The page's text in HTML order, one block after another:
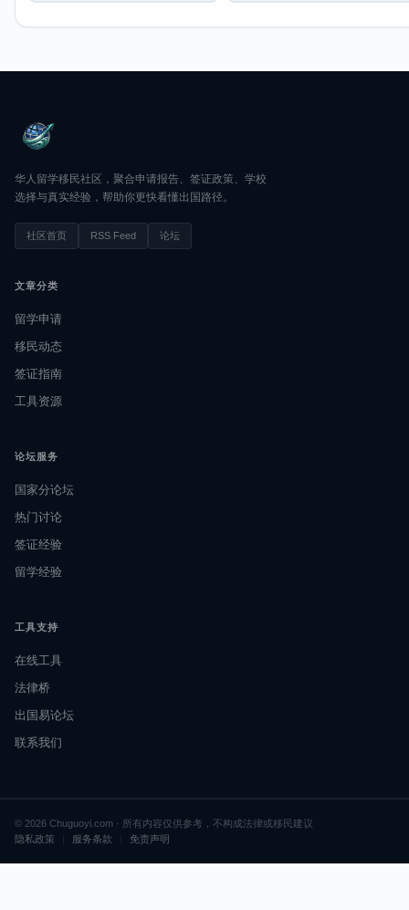
华人留学移民社区，聚合申请报告、签证政策、学校
选择与真实经验，帮助你更快看懂出国路径。
社区首页 RSS Feed 论坛
文章分类
留学申请
移民动态
签证指南
工具资源
论坛服务
国家分论坛
热门讨论
签证经验
留学经验
工具支持
在线工具
法律桥
出国易论坛
联系我们
© 2026 Chuguoyi.com · 所有内容仅供参考，不构成法律或移民建议
隐私政策
服务条款 免责声明